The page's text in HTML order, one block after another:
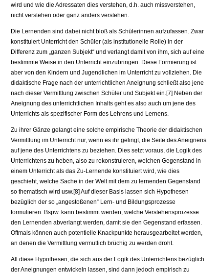
wird und wie die Adressaten dies verstehen, d.h. auch missverstehen,
nicht verstehen oder ganz anders verstehen.
Die Lernenden sind dabei nicht bloß als Schülerinnen aufzufassen. Zwar
konstituiert Unterricht den Schüler (als institutionelle Rolle) in der
Differenz zum „ganzen Subjekt“ und verlangt damit von ihm, sich auf eine
bestimmte Weise in den Unterricht einzubringen. Diese Formierung ist
aber von den Kindern und Jugendlichen im Unterricht zu vollziehen. Die
didaktische Frage nach der unterrichtlichen Aneignung schließt also jene
nach dieser Vermittlung zwischen Schüler und Subjekt ein.[7] Neben der
Aneignung des unter­richtlichen Inhalts geht es also auch um jene des
Unterrichts als spezifischer Form des Lehrens und Lernens.
Zu ihrer Gänze gelangt eine solche empirische Theorie der didaktischen
Vermittlung im Unterricht nur, wenn es ihr gelingt, die Seite des Aneignens
auf jene des Unterrichtens zu beziehen. Dies setzt voraus, die Logik des
Unterrich­tens zu heben, also zu rekonstruieren, welchen Gegenstand in
einem Unterricht als das Zu-Lernende konstituiert wird, wie dies
geschieht, welche Sache in der Welt mit dem zu lernenden Gegenstand
so thematisch wird usw.[8] Auf dieser Basis lassen sich Hypothesen
bezüglich der so „angestoßenen“ Lern- und Bil­dungsprozesse
formulieren. Bspw. kann bestimmt werden, welche Verstehensprozesse
den Lernenden abverlangt werden, damit sie den Gegenstand erfassen.
Oftmals können auch potentielle Knackpunkte herausgearbeitet werden,
an de­nen die Vermittlung vermutlich brüchig zu werden droht.
All diese Hypothesen, die sich aus der Logik des Unterrichtens bezüglich
der Aneignungen entwickeln lassen, sind dann jedoch empirisch zu